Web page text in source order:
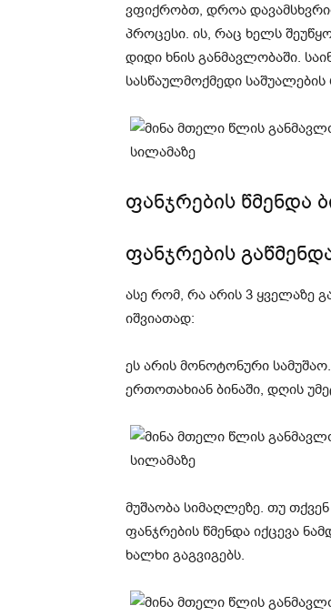
ვფიქრობთ, დროა
პროცესი. ის, რაც ხელს
დიდი ხნის განმავლობაში.
სასწაულმოქმედი საშუალების
ფანჯრების წმენდა
ფანჯრების
ასე რომ, რა არის 3 ყველაზე
იშვიათად:
ეს არის მონოტონური
ერთოთახიან ბინაში, დღის
მუშაობა სიმაღლეზე. თუ
ფანჯრების წმენდა იქცევა
ხალხი გაგვიგებს.